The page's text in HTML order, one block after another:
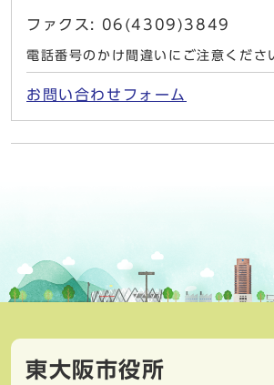
ファクス: 06(4309)3849
電話番号のかけ間違いにご注意くださ
お問い合わせフォーム
東大阪市役所